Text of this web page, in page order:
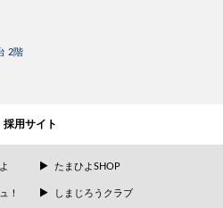
2階
採用サイト
！
たまひよSHOP
しまじろうクラブ